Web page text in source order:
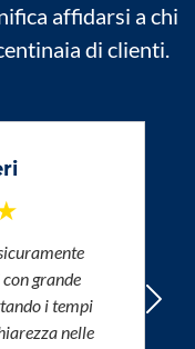
affidarsi a chi
di clienti.
grande
i tempi
nelle